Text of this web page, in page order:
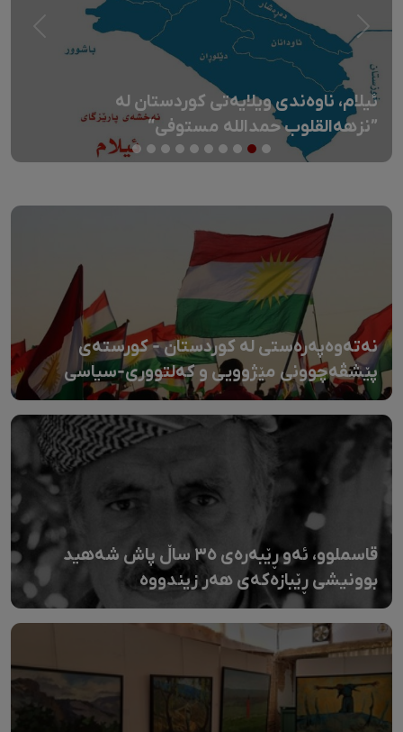
ئیلام، ناوەندی ویلایەتی کوردستان لە
”نزهەالقلوب حمداللە مستوفی“
Previous
نەتەوەپەرەستی لە کوردستان - کورستەی
پێشڤەچوونی مێژوویی و کەلتووری-سیاسی
قاسملوو، ئەو ڕێبەرەی ٣٥ ساڵ پاش شەهید
بوونیشی ڕێبازەکەی هەر زیندووە